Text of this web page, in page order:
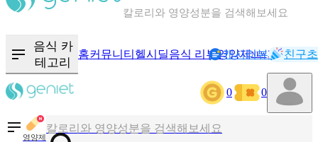
혈당 · 다이어트 음식 검색해보세요
음식 카
테고리
홈커뮤니티 헬시딜음식 리뷰영양제NEW기록
캐시리뷰 친구
0 0
영양제
칼로리와 영양성분을 검색해보세요
혈당 · 다이어트 음식 검색해보세요